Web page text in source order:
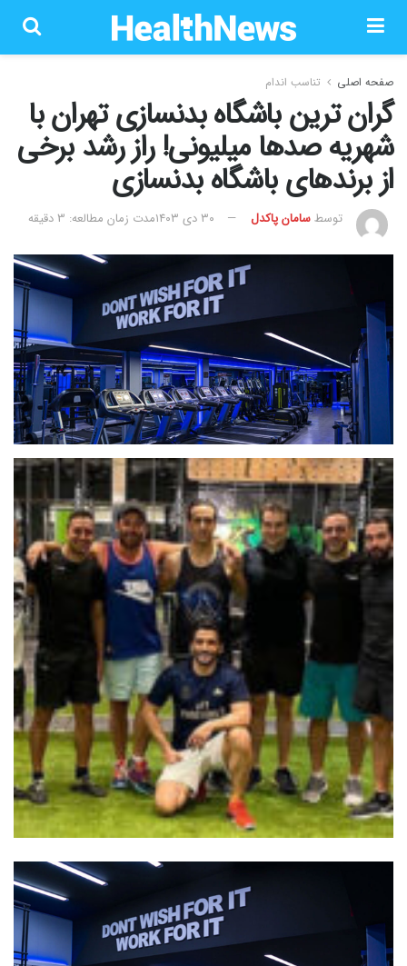
صفحه اصلی تناسب اندام
گران ترین باشگاه بدنسازی تهران با
شهریه صدها میلیونی! راز رشد برخی
از برندهای باشگاه بدنسازی
توسطسامان پاکدل ۳۰ دی ۱۴۰۳ مدت زمان مطالعه: 3 دقیقه